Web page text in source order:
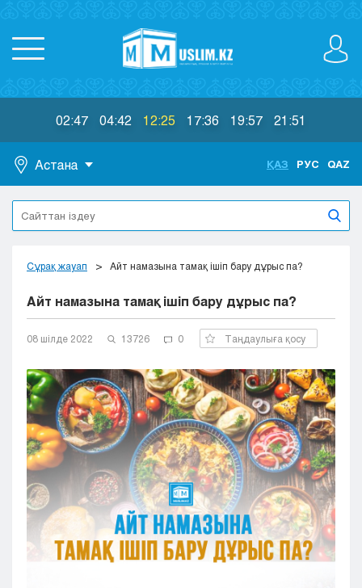
02:47 04:42 12:25 17:36 19:57 21:51
Астана
Астана
Алматы
Актобе
Жезказган
Караганда
Кокшетау
Кызылорда
Павлодар
Петропавловск
Семей
Талдыкорган
Тараз
Туркестан
Уральск
Усть-Каменогорск
Шымкент
ҚАЗ РУС QAZ
Сұрақ жауап Айт намазына тамақ ішіп бару дұрыс па?
Айт намазына тамақ ішіп бару дұрыс па?
08 шілде 2022 13726 0 Таңдаулыға қосу